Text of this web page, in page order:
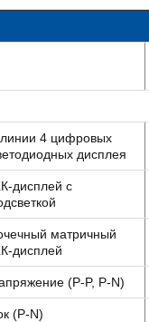
4 цифровых
дисплея
дисплей с
матричный
дисплей
(P-P, P-N)
(P-N)